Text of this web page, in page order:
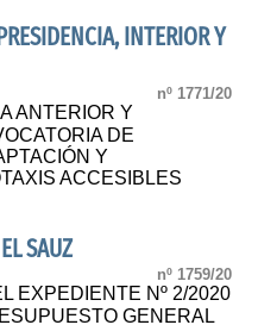
INTERIOR Y
nº 1771/20
ANTERIOR Y
DE
Y
ACCESIBLES
SAUZ
nº 1759/20
EXPEDIENTE Nº 2/2020
GENERAL